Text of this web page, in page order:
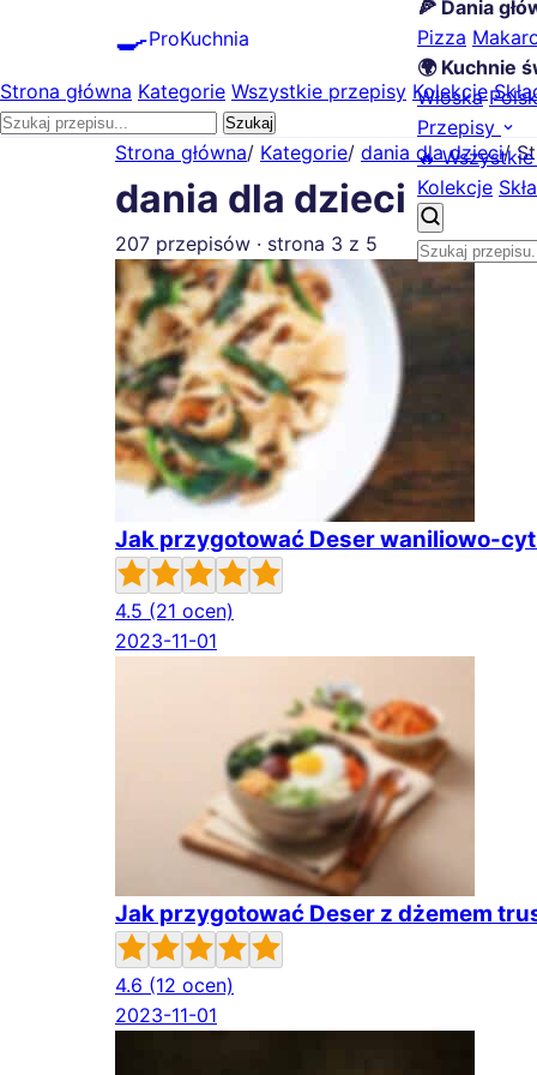
🍳ProKuchnia
🍕 Dania
Pizza
🌍 Kuchnie
Włoska
Przepisy
🔥
Kolekcje
Strona główna Kategorie Wszystkie przepisy Kolekcje
Szukaj
Strona główna/ Kategorie/ dania dla dzieci/
dania dla dzieci
207 przepisów · strona 3 z 5
Jak przygotować Deser waniliowo-
4.5 (21 ocen)
2023-11-01
Jak przygotować Deser z dżemem
4.6 (12 ocen)
2023-11-01